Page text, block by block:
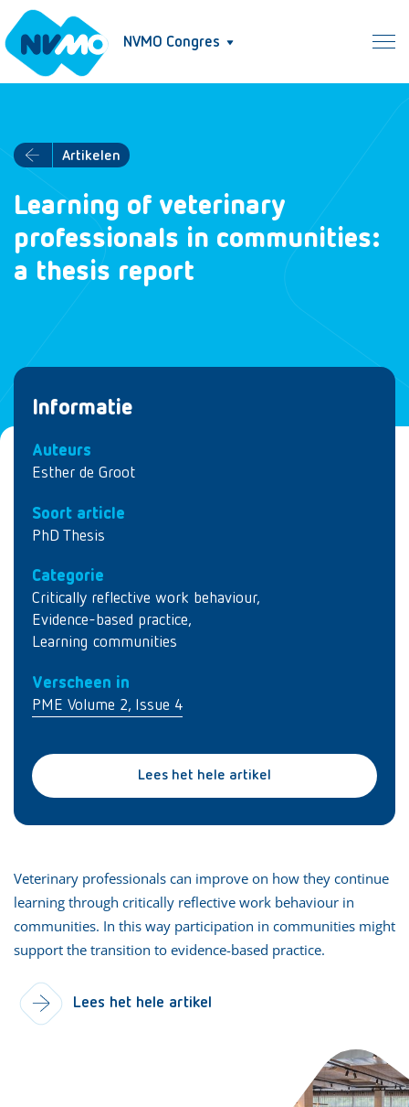
NVMO Congres
Artikelen
Learning of veterinary
professionals in communities:
a thesis report
Informatie
Auteurs
Esther de Groot
Soort article
PhD Thesis
Categorie
Critically reflective work behaviour,
Evidence-based practice,
Learning communities
Verscheen in
PME Volume 2, Issue 4
Lees het hele artikel
Veterinary professionals can improve on how they continue
learning through critically reflective work behaviour in
communities. In this way participation in communities might
support the transition to evidence-based practice.
Lees het hele artikel